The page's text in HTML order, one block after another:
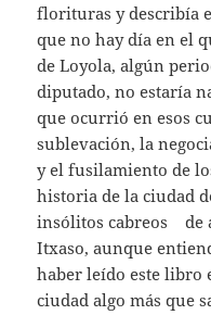
florituras y describía
que no hay día en el
de Loyola, algún
diputado, no estaría
que ocurrió en esos
sublevación, la
y el fusilamiento de
historia de la ciudad
insólitos cabreos de
Itxaso, aunque
haber leído este libro
ciudad algo más que